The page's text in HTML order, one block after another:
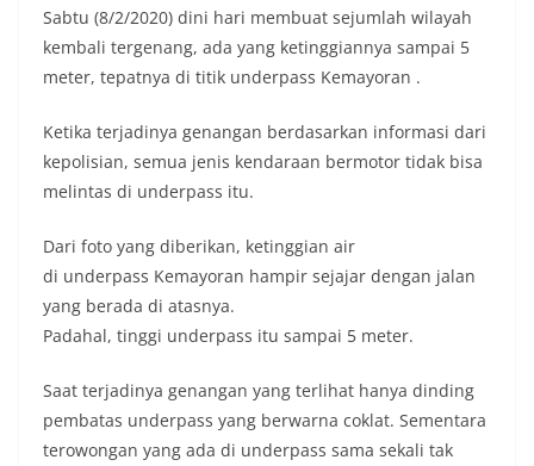
Sabtu (8/2/2020) dini hari membuat sejumlah wilayah
kembali tergenang, ada yang ketinggiannya sampai 5
meter, tepatnya di titik underpass Kemayoran .
Ketika terjadinya genangan berdasarkan informasi dari
kepolisian, semua jenis kendaraan bermotor tidak bisa
melintas di underpass itu.
Dari foto yang diberikan, ketinggian air
di underpass Kemayoran hampir sejajar dengan jalan
yang berada di atasnya.
Padahal, tinggi underpass itu sampai 5 meter.
Saat terjadinya genangan yang terlihat hanya dinding
pembatas underpass yang berwarna coklat. Sementara
terowongan yang ada di underpass sama sekali tak